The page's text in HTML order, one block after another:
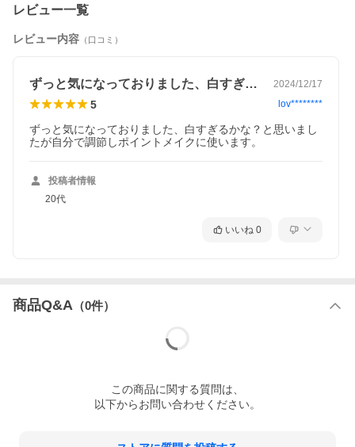
レビュー一覧
レビュー内容 （口コミ）
ずっと気になっておりました、白すぎるか… 2024/12/17
5 lov********
ずっと気になっておりました、白すぎるかな？と思いまし
たが自分で調節しポイントメイクに使います。
投稿者情報
20代
いいね 0
商品Q&A （0件）
この商品に関する質問は、
以下からお問い合わせください。